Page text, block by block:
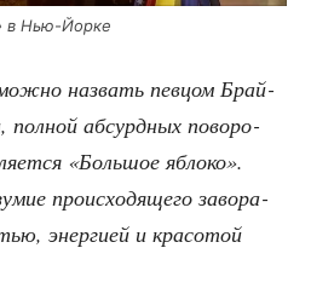
в Нью-Йорке
назвать пев­цом Брай­
пол­ной абсурд­ных пово­ро­
«Боль­шое ябло­ко».
про­ис­хо­дя­ще­го заво­ра­
энер­ги­ей и кра­со­той